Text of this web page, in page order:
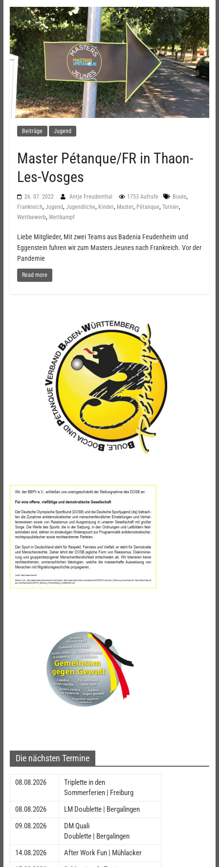
Beiträge Jugend
Master Pétanque/FR in Thaon-
Les-Vosges
26. 07. 2022 Antje Freudenthal 1753 Aufrufe Boule,
Frankreich, Jugend, Jugendliche, Kinder, Master, Pétanque, Turnier,
Wettbewerb, Wettkampf
Liebe Mitglieder, Mit zwei Teams aus Badenia Feudenheim und
Eggenstein fuhren wir zum Masters Jeunes nach Frankreich. Vor der
Pandemie
Read more
Die nächsten Termine
08.08.2026
Triplette in den
Sommerferien | Freiburg
08.08.2026
LM Doublette | Bergalingen
09.08.2026
DM Quali
Doublette | Bergalingen
14.08.2026
After Work Fun | Mühlacker